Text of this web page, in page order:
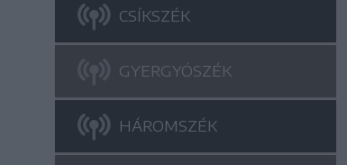
CSÍKSZÉK
GYERGYÓSZÉK
HÁROMSZÉK